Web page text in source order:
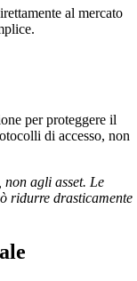
al mercato
per proteggere il
di accesso, non
non agli asset. Le
ridurre drasticamente